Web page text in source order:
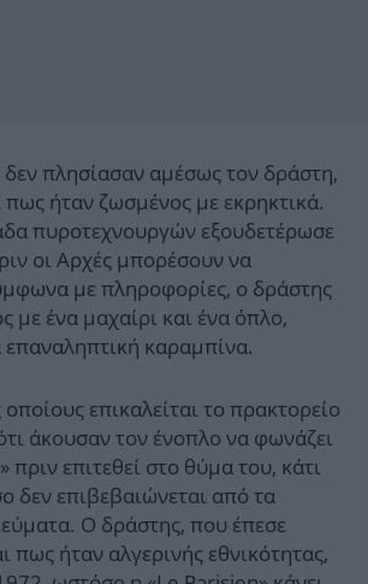
δεν πλησίασαν αμέσως τον δράστη,
πως ήταν ζωσμένος με εκρηκτικά.
πυροτεχνουργών εξουδετέρωσε
οι Αρχές μπορέσουν να
με πληροφορίες, ο δράστης
με ένα μαχαίρι και ένα όπλο,
καραμπίνα.
επικαλείται το πρακτορείο
άκουσαν τον ένοπλο να φωνάζει
επιτεθεί στο θύμα του, κάτι
δεν επιβεβαιώνεται από τα
Ο δράστης, που έπεσε
πως ήταν αλγερινής εθνικότητας,